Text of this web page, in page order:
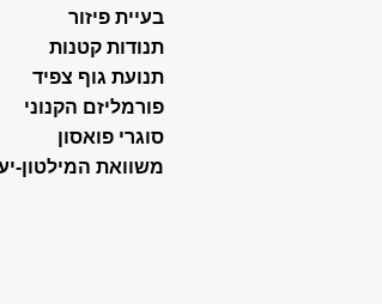
בעיית פיזור
תנודות קטנות
תנועת גוף צפיד
פורמליזם הקנוני
סוגרי פואסון
משוואת המילטון-